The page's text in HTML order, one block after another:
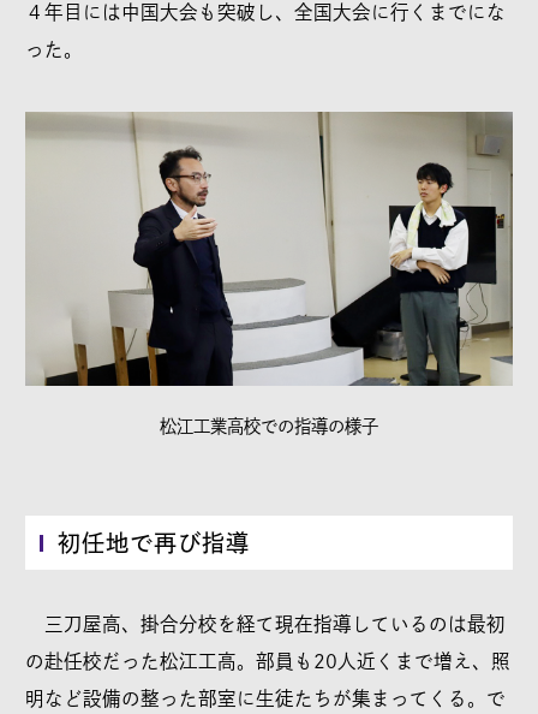
４年目には中国大会も突破し、全国大会に行くまでにな
った。
松江工業高校での指導の様子
初任地で再び指導
三刀屋高、掛合分校を経て現在指導しているのは最初
の赴任校だった松江工高。部員も20人近くまで増え、照
明など設備の整った部室に生徒たちが集まってくる。で